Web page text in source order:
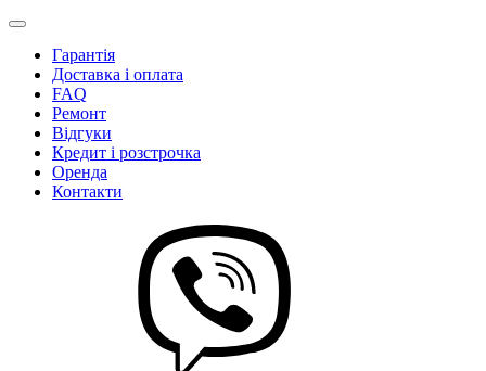
Гарантія
Доставка і оплата
FAQ
Ремонт
Відгуки
Кредит і розстрочка
Оренда
Контакти